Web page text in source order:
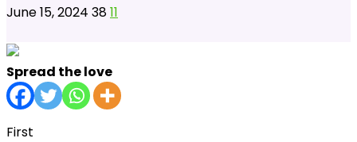
June 15, 2024 3811
Spread the love
First